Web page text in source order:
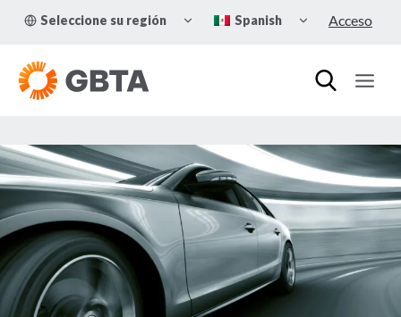
Seleccione su región
TOGGLE
CHILD
Spanish
CHILDAcceso